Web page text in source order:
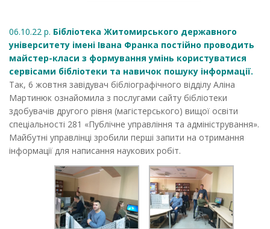
06.10.22 р. Бібліотека Житомирського державного
університету імені Івана Франка постійно проводить
майстер-класи з формування умінь користуватися
сервісами бібліотеки та навичок пошуку інформації.
Так, 6 жовтня завідувач бібліографічного відділу Аліна
Мартинюк ознайомила з послугами сайту бібліотеки
здобувачів другого рівня (магістерського) вищої освіти
спеціальності 281 «Публічне управління та адміністрування».
Майбутні управлінці зробили перші запити на отримання
інформації для написання наукових робіт.